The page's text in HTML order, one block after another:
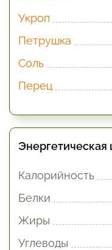
Укроп
Петрушка
Соль
Перец
Энергетическая
Калорийность
Белки
Жиры
Углеводы